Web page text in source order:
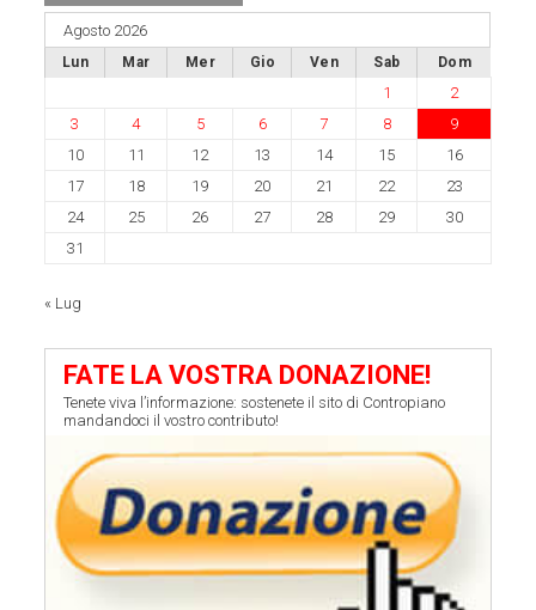
Agosto 2026
Lun Mar Mer Gio Ven Sab Dom
1
2
3
4 5 6 7 8
9
10
11 12 13 14 15
16
17
18 19 20 21 22
23
24
25 26 27 28 29
30
31
« Lug
FATE LA VOSTRA DONAZIONE!
Tenete viva l’informazione: sostenete il sito di Contropiano
mandandoci il vostro contributo!